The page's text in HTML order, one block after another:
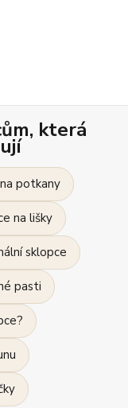
která
potkany
na lišky
sklopce
pasti